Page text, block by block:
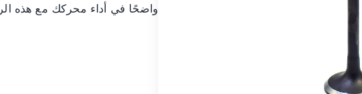
واضحًا في أداء محركك مع هذه